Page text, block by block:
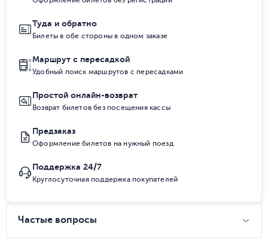
Туда и обратно
Билеты в обе стороны в одном заказе
Маршрут с пересадкой
Удобный поиск маршрутов с пересадками
Простой онлайн-возврат
Возврат билетов без посещения кассы
Предзаказ
Оформление билетов на нужный поезд
Поддержка 24/7
Круглосуточная поддержка покупателей
Частые вопросы